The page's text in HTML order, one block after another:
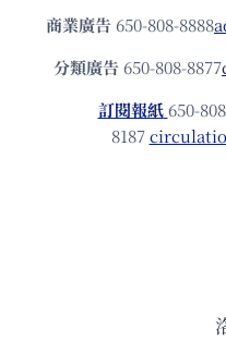
商業廣告 650-808-8888
分類廣告 650-808-8877
訂閱報紙 650-
8187